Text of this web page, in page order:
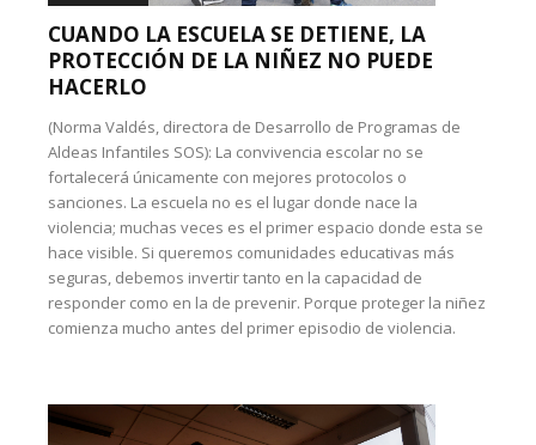
CUANDO LA ESCUELA SE DETIENE, LA
PROTECCIÓN DE LA NIÑEZ NO PUEDE
HACERLO
(Norma Valdés, directora de Desarrollo de Programas de
Aldeas Infantiles SOS): La convivencia escolar no se
fortalecerá únicamente con mejores protocolos o
sanciones. La escuela no es el lugar donde nace la
violencia; muchas veces es el primer espacio donde esta se
hace visible. Si queremos comunidades educativas más
seguras, debemos invertir tanto en la capacidad de
responder como en la de prevenir. Porque proteger la niñez
comienza mucho antes del primer episodio de violencia.